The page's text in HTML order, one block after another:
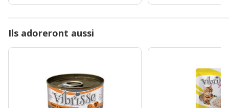
Ils adoreront aussi